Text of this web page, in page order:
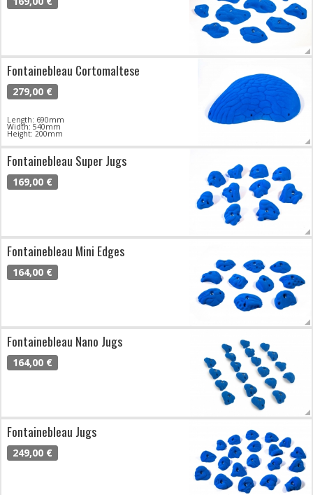
Fontainebleau Cortomaltese
279,00 €
Length: 690mm
Width: 540mm
Height: 200mm
Fontainebleau Super Jugs
169,00 €
Fontainebleau Mini Edges
164,00 €
Fontainebleau Nano Jugs
164,00 €
Fontainebleau Jugs
249,00 €